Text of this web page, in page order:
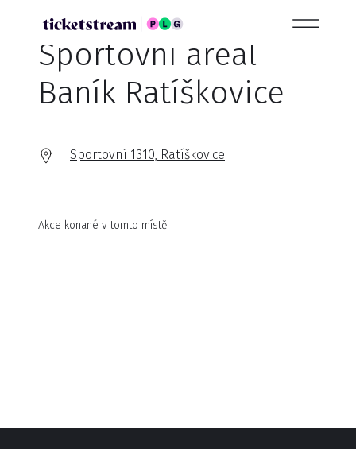
Sportovní areál
Baník Ratíškovice
Sportovní 1310, Ratíškovice
Akce konané v tomto místě